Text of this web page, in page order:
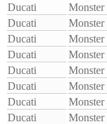
Ducati
Monster
Ducati
Monster
Ducati
Monster
Ducati
Monster
Ducati
Monster
Ducati
Monster
Ducati
Monster
Ducati
Monster